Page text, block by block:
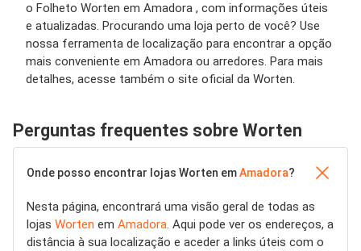
o Folheto Worten em Amadora , com informações úteis
e atualizadas. Procurando uma loja perto de você? Use
nossa ferramenta de localização para encontrar a opção
mais conveniente em Amadora ou arredores. Para mais
detalhes, acesse também o site oficial da Worten.
Perguntas frequentes sobre Worten
Onde posso encontrar lojas Worten emAmadora?
Nesta página, encontrará uma visão geral de todas as
lojas Worten em Amadora. Aqui pode ver os endereços, a
distância à sua localização e aceder a links úteis com o